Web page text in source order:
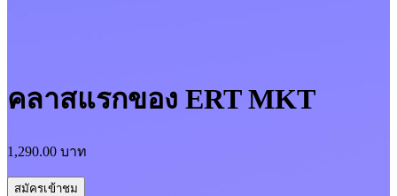
คลาสแรกของ ERT MKT
1,290.00 บาท
สมัครเข้าชม